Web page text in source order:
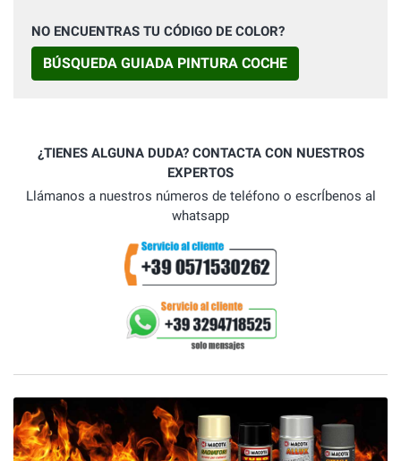
NO ENCUENTRAS TU CÓDIGO DE COLOR?
BÚSQUEDA GUIADA PINTURA COCHE
¿TIENES ALGUNA DUDA? CONTACTA CON NUESTROS
EXPERTOS
Llámanos a nuestros números de teléfono o escrÍbenos al
whatsapp